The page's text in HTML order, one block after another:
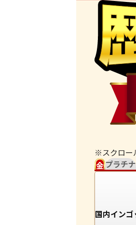
※スクロー
金プラチナ
国内イン